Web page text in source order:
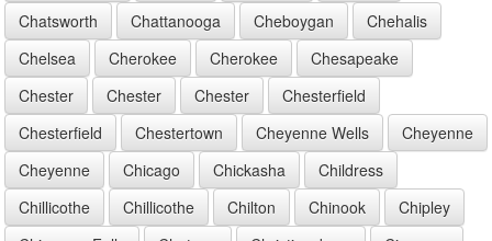
Chatsworth
Chattanooga Cheboygan
Chehalis
Chelsea
Cherokee Cherokee
Chesapeake
Chester
Chester Chester
Chesterfield
Chesterfield
Chestertown Cheyenne Wells
Cheyenne
Cheyenne
Chicago Chickasha
Childress
Chillicothe
Chillicothe Chilton Chinook
Chipley